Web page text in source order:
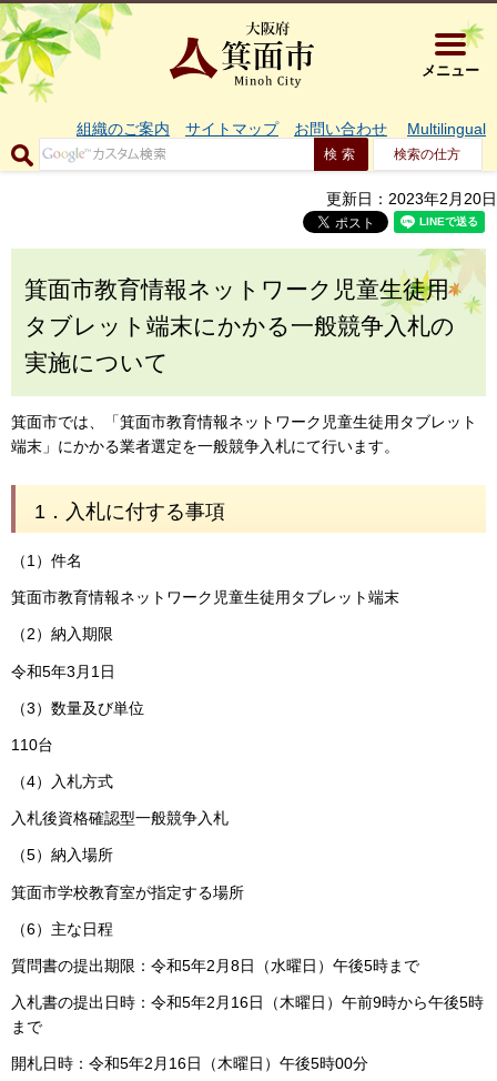
大阪府箕
メニュー
組織のご案内 サイトマップ お問い合わせ Multilingual
検索の仕方
更新日：2023年2月20日
箕面市教育情報ネットワーク児童生徒用
タブレット端末にかかる一般競争入札の
実施について
箕面市では、「箕面市教育情報ネットワーク児童生徒用タブレット
端末」にかかる業者選定を一般競争入札にて行います。
1．入札に付する事項
（1）件名
箕面市教育情報ネットワーク児童生徒用タブレット端末
（2）納入期限
令和5年3月1日
（3）数量及び単位
110台
（4）入札方式
入札後資格確認型一般競争入札
（5）納入場所
箕面市学校教育室が指定する場所
（6）主な日程
質問書の提出期限：令和5年2月8日（水曜日）午後5時まで
入札書の提出日時：令和5年2月16日（木曜日）午前9時から午後5時
まで
開札日時：令和5年2月16日（木曜日）午後5時00分